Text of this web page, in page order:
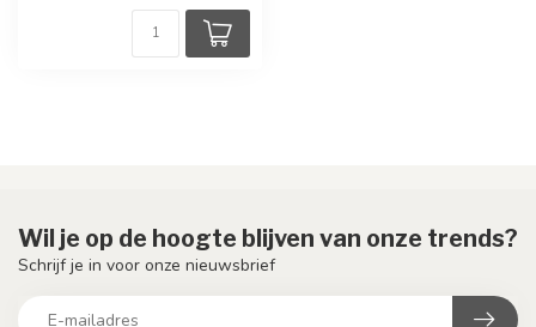
Wil je op de hoogte blijven van onze trends?
Schrijf je in voor onze nieuwsbrief